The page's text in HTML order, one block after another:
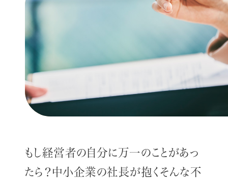
もし経営者の自分に万一のことがあっ
たら？中小企業の社長が抱くそんな不